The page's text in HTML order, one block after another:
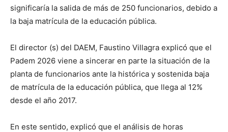
significaría la salida de más de 250 funcionarios, debido a
la baja matrícula de la educación pública.
El director (s) del DAEM, Faustino Villagra explicó que el
Padem 2026 viene a sincerar en parte la situación de la
planta de funcionarios ante la histórica y sostenida baja
de matrícula de la educación pública, que llega al 12%
desde el año 2017.
En este sentido, explicó que el análisis de horas